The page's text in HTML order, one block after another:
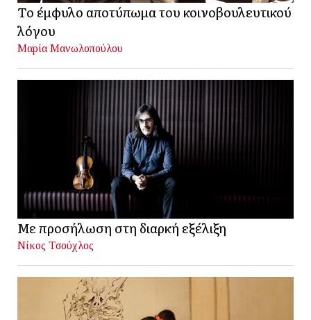
Το έμφυλο αποτύπωμα του κοινοβουλευτικού
λόγου
Μαρία Μανωλοπούλου
Με προσήλωση στη διαρκή εξέλιξη
Νίκος Τσούχλος